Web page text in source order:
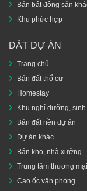
Bán bất động sản
Khu phức hợp
ĐẤT DỰ ÁN
Trang chủ
Bán đất thổ cư
Homestay
Khu nghỉ dưỡng, sinh
Bán đất nền dự án
Dự án khác
Bán kho, nhà xưởng
Trung tâm thương mại
Cao ốc văn phòng